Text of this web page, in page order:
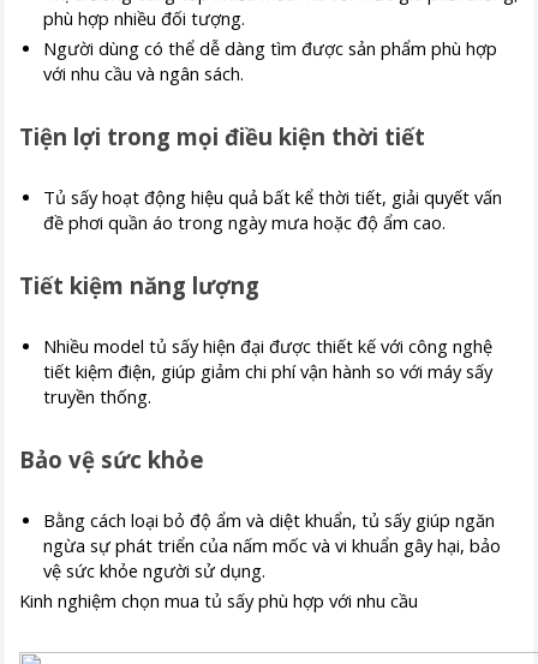
phù hợp nhiều đối tượng.
Người dùng có thể dễ dàng tìm được sản phẩm phù hợp
với nhu cầu và ngân sách.
Tiện lợi trong mọi điều kiện thời tiết
Tủ sấy hoạt động hiệu quả bất kể thời tiết, giải quyết vấn
đề phơi quần áo trong ngày mưa hoặc độ ẩm cao.
Tiết kiệm năng lượng
Nhiều model tủ sấy hiện đại được thiết kế với công nghệ
tiết kiệm điện, giúp giảm chi phí vận hành so với máy sấy
truyền thống.
Bảo vệ sức khỏe
Bằng cách loại bỏ độ ẩm và diệt khuẩn, tủ sấy giúp ngăn
ngừa sự phát triển của nấm mốc và vi khuẩn gây hại, bảo
vệ sức khỏe người sử dụng.
Kinh nghiệm chọn mua tủ sấy phù hợp với nhu cầu